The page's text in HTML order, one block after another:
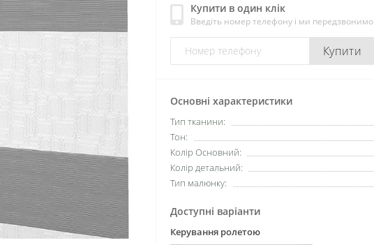
Купити в один клік
Введіть номер телефону і ми передзвонимо
Купити
Основні характеристики
Тип тканини:
Тон:
Колір Основний:
Колір детальний:
Тип малюнку:
Доступні варіанти
Керування ролетою